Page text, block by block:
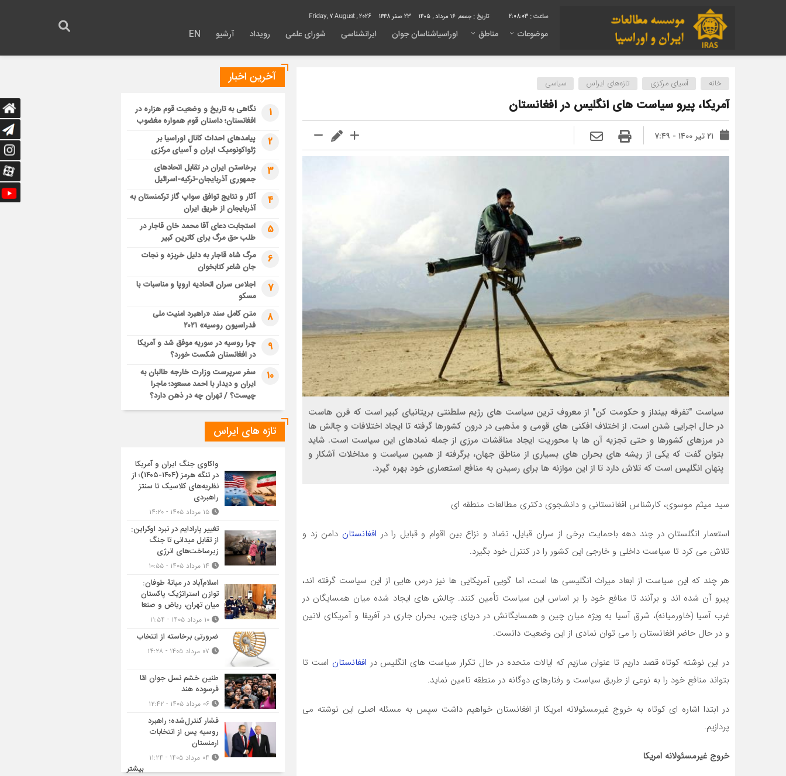
2:08:05 تاریخ : جمعه, ۱۶ مرداد , ۱۴۰۵ 23 صفر 1448
موضوعات مناطق اوراسیاشناسان جوان ایرانشناسی شورای علمی رویداد آرشیو EN
خانه آسیای مرکزی تازه‌های ایراس سیاسی
آمریکا، پیرو سیاست های انگلیس در افغانستان
۲۱ تیر ۱۴۰۰ - ۷:۴۹
سياست "تفرقه بينداز و حكومت كن" از معروف ترين سياست هاي رژيم سلطنتي بریتانیای کبیر است كه قرن هاست
در حال اجرایی شدن است. از اختلاف افكني هاي قومي و مذهبي در درون كشورها گرفته تا ايجاد اختلافات و چالش ها
در مرزهاي كشورها و حتي تجزيه آن ها با محوريت ايجاد مناقشات مرزي از جمله نمادهاي اين سياست است. شايد
بتوان گفت كه يكي از ريشه هاي بحران هاي بسياري از مناطق جهان، برگرفته از همين سياست و مداخلات آشكار و
پنهان انگليس است كه تلاش دارد تا از اين موازنه ها براي رسيدن به منافع استعماري خود بهره گيرد.
سید میثم موسوی، کارشناس افغانستانی و دانشجوی دکتری مطالعات منطقه ای
استعمار انگلستان در چند دهه باحمایت برخی از سران قبایل، تضاد و نزاع بین اقوام و قبایل را در افغانستان دامن زد و
تلاش می کرد تا سیاست داخلی و خارجی این کشور را در کنترل خود بگیرد.
هر چند که این سیاست از ابعاد میراث انگلیسی ها است، اما گویی آمریکایی ها نیز درس هایی از این سیاست گرفته اند،
پیرو آن شده اند و برآنند تا منافع خود را بر اساس این سیاست تأمین کنند. چالش های ایجاد شده میان همسایگان در
غرب آسیا (خاورمیانه)، شرق آسیا به ویژه میان چین و همسایگانش در دریای چین، بحران جاری در آفریقا و آمریکای لاتین
و در حال حاضر افغانستان را می توان نمادی از این وضعیت دانست.
در این نوشته کوتاه قصد داریم تا عنوان سازیم که ایالات متحده در حال تکرار سیاست های انگلیس در افغانستان است تا
بتواند منافع خود را به نوعی از طریق سیاست و رفتارهای دوگانه در منطقه تامین نماید.
در ابتدا اشاره ای کوتاه به خروج غیرمسئولانه امریکا از افغانستان خواهیم داشت سپس به مسئله اصلی این نوشته می
پردازیم.
خروج غیرمسئولانه امریکا
آخرین اخبار
1
نگاهی به تاریخ و وضعیت قوم هزاره در
افغانستان؛ داستان قوم همواره مغضوب
2
پیامدهای احداث کانال اوراسیا بر
ژئواکونومیک ایران و آسیای مرکزی
3
برخاستن ایران در تقابل اتحادهای
جمهوری آذربایجان-ترکیه-اسرائیل
4
آثار و نتایج توافق سواپ گاز ترکمنستان به
آذربایجان از طریق ایران
5
استجابت دعای آقا محمد خان قاجار در
طلب حق مرگ برای کاترین کبیر
6
مرگ شاه قاجار به دلیل خربزه و نجات
جان شاعر کتابخوان
7
اجلاس سران اتحادیه اروپا و مناسبات با
مسکو
8
متن کامل سند «راهبرد امنیت ملی
فدراسیون روسیه» ۲۰۲۱
9
چرا روسیه در سوریه موفق شد و آمریکا
در افغانستان شکست خورد؟
10
سفر سرپرست وزارت خارجه طالبان به
ایران و دیدار با احمد مسعود؛ ماجرا
چیست؟ / تهران چه در ذهن دارد؟
تازه های ایراس
واکاوی جنگ ایران و آمریکا
در تنگه هرمز (۱۴۰۴-۱۴۰۵)؛ از
نظریه‌های کلاسیک تا سنتز
راهبردی
تغییر پارادایم در نبرد اوکراین:
از تقابل میدانی تا جنگ
زیرساخت‌های انرژی
اسلام‌آباد در میانۀ طوفان:
توازن استراتژیک پاکستان
میان تهران، ریاض و صنعا
ضرورتی برخاسته از انتخاب
طنین خشم نسل جوان امّا
فرسوده هند
فشار کنترل‌شده؛ راهبرد
روسیه پس از انتخابات
ارمنستان
بیشتر